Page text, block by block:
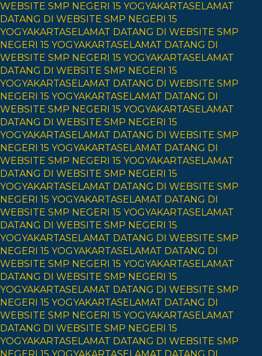
WEBSITE SMP NEGERI 15 YOGYAKARTASELAMAT
DATANG DI WEBSITE SMP NEGERI 15
YOGYAKARTASELAMAT DATANG DI WEBSITE SMP
NEGERI 15 YOGYAKARTASELAMAT DATANG DI
WEBSITE SMP NEGERI 15 YOGYAKARTASELAMAT
DATANG DI WEBSITE SMP NEGERI 15
YOGYAKARTASELAMAT DATANG DI WEBSITE SMP
NEGERI 15 YOGYAKARTASELAMAT DATANG DI
WEBSITE SMP NEGERI 15 YOGYAKARTASELAMAT
DATANG DI WEBSITE SMP NEGERI 15
YOGYAKARTASELAMAT DATANG DI WEBSITE SMP
NEGERI 15 YOGYAKARTASELAMAT DATANG DI
WEBSITE SMP NEGERI 15 YOGYAKARTASELAMAT
DATANG DI WEBSITE SMP NEGERI 15
YOGYAKARTASELAMAT DATANG DI WEBSITE SMP
NEGERI 15 YOGYAKARTASELAMAT DATANG DI
WEBSITE SMP NEGERI 15 YOGYAKARTASELAMAT
DATANG DI WEBSITE SMP NEGERI 15
YOGYAKARTASELAMAT DATANG DI WEBSITE SMP
NEGERI 15 YOGYAKARTASELAMAT DATANG DI
WEBSITE SMP NEGERI 15 YOGYAKARTASELAMAT
DATANG DI WEBSITE SMP NEGERI 15
YOGYAKARTASELAMAT DATANG DI WEBSITE SMP
NEGERI 15 YOGYAKARTASELAMAT DATANG DI
WEBSITE SMP NEGERI 15 YOGYAKARTASELAMAT
DATANG DI WEBSITE SMP NEGERI 15
YOGYAKARTASELAMAT DATANG DI WEBSITE SMP